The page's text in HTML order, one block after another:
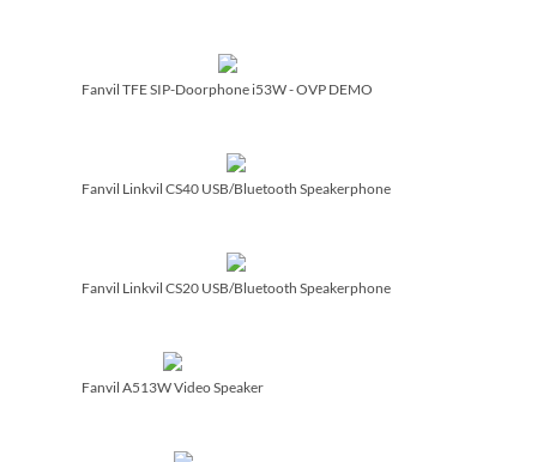
Fanvil TFE SIP-Doorphone i53W - OVP DEMO
Fanvil Linkvil CS40 USB/­Bluetooth Speakerphone
Fanvil Linkvil CS20 USB/­Bluetooth Speakerphone
Fanvil A513W Video Speaker